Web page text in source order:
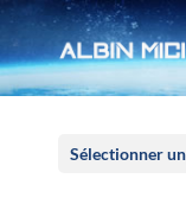
Sélectionner
Panneau de gestion